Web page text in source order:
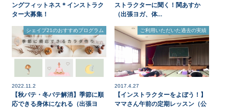
ングフィットネス＊インストラク
ター大募集！
ストラクターに聞く！関あすか
（出張ヨガ、体…
シェイプ21のおすすめプログラム
2022.11.2
【秋バテ・冬バテ解消】季節に順
応できる身体になれる（出張ヨ
ご利用いただいた過去の実績
2017.4.27
【インストラクターをよぼう！】
ママさん午前の定期レッスン（公